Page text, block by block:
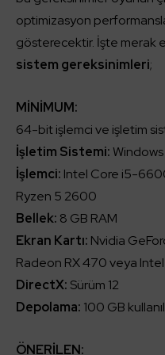
optimizasyon
gösterecektir. İşte merak
sistem gereksinimleri;
MİNİMUM:
64-bit işlemci ve işletim
İşletim Sistemi:
İşlemci: Intel Core i5-
Ryzen 5 2600
Bellek: 8 GB RAM
Ekran Kartı: Nvidia
Radeon RX 470 veya
DirectX: Sürüm 12
Depolama: 100 GB
ÖNERİLEN: